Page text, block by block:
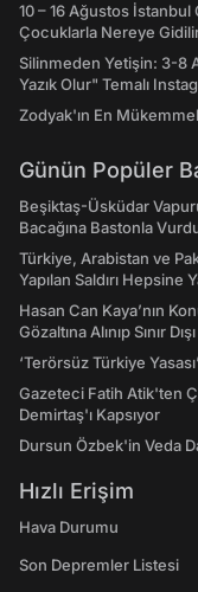
10 – 16 Ağustos
Çocuklarla Nereye
Silinmeden Yetişin: 3-8
Yazık Olur" Temalı
Zodyak'ın En
Günün Popüler
Beşiktaş-Üsküdar
Bacağına Bastonla
Türkiye, Arabistan ve
Yapılan Saldırı Hepsine
Hasan Can Kaya’nın
Gözaltına Alınıp Sınır
‘Terörsüz Türkiye
Gazeteci Fatih Atik'ten
Demirtaş'ı Kapsıyor
Dursun Özbek'in Veda
Hızlı Erişim
Hava Durumu
Son Depremler Listesi